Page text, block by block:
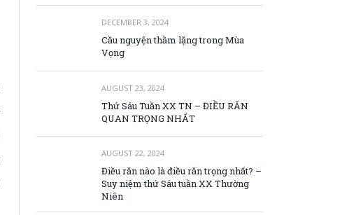
DECEMBER 3, 2024
Cầu nguyện thầm lặng trong Mùa
Vọng
AUGUST 23, 2024
Thứ Sáu Tuần XX TN – ĐIỀU RĂN
QUAN TRỌNG NHẤT
AUGUST 22, 2024
Điều răn nào là điều răn trọng nhất? –
Suy niệm thứ Sáu tuần XX Thường
Niên